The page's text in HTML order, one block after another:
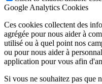
Google Analytics Cookies
Ces cookies collectent des
agrégée pour nous aider à
utilisé ou à quel point nos
ou pour nous aider à
application pour vous afin
Si vous ne souhaitez pas que